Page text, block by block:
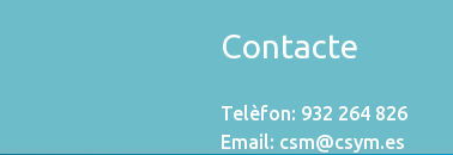
Contacte
Telèfon: 932 264 826
Email: csm@csym.es